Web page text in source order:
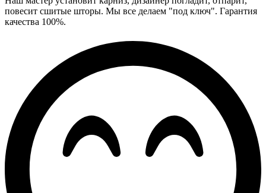
повесит сшитые шторы. Мы все делаем "под ключ". Гарантия
качества 100%.